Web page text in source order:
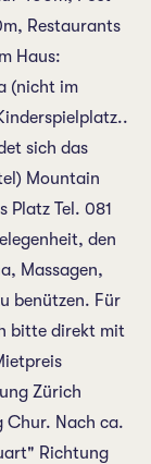
Restaurants
Haus:
(nicht im
sich das
Mountain
Platz Tel. 081
den
Massagen,
benützen. Für
bitte direkt mit
Zürich
Chur. Nach ca.
Richtung